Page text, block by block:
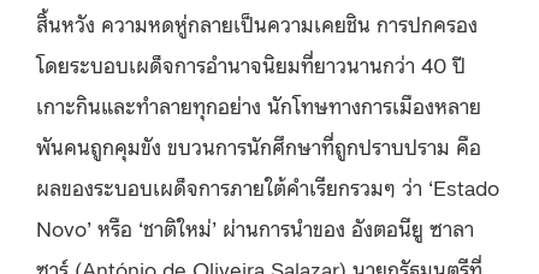
สิ้นหวัง ความหดหู่กลายเป็นความเคยชิน การปกครอง
โดยระบอบเผด็จการอำนาจนิยมที่ยาวนานกว่า 40 ปี
เกาะกินและทำลายทุกอย่าง นักโทษทางการเมืองหลาย
พันคนถูกคุมขัง ขบวนการนักศึกษาที่ถูกปราบปราม คือ
ผลของระบอบเผด็จการภายใต้คำเรียกรวมๆ ว่า ‘Estado
Novo’ หรือ ‘ชาติใหม่’ ผ่านการนำของ อังตอนียู ซาลา
ซาร์ (António de Oliveira Salazar) นายกรัฐมนตรีที่